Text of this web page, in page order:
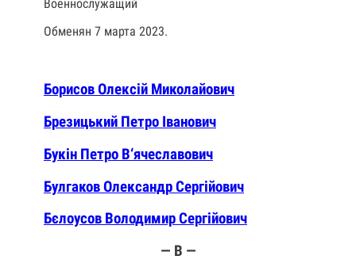
Военнослужащий
Обменян 7 марта 2023.
Борисов Олексій Миколайович
Брезицький Петро Іванович
Букін Петро В‘ячеславович
Булгаков Олександр Сергійович
Бєлоусов Володимир Сергійович
— В —